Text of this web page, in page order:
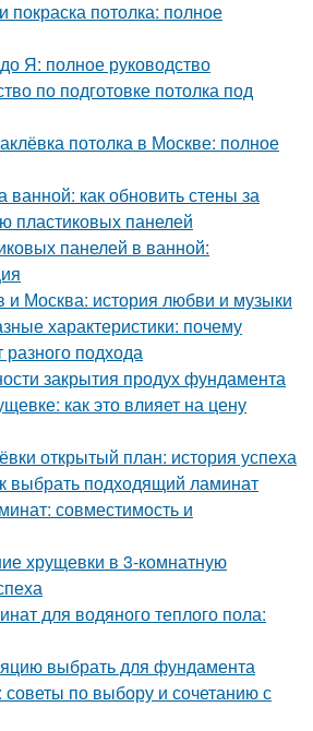
покраска потолка: полное
Я: полное руководство
по подготовке потолка под
потолка в Москве: полное
ванной: как обновить стены за
пластиковых панелей
панелей в ванной:
и Москва: история любви и музыки
характеристики: почему
подхода
закрытия продух фундамента
как это влияет на цену
открытый план: история успеха
выбрать подходящий ламинат
совместимость и
хрущевки в 3-комнатную
для водяного теплого пола:
выбрать для фундамента
по выбору и сочетанию с